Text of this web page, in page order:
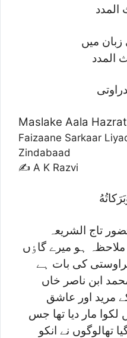
المدد
میں
المدد
Maslake Aala
Faizaane Sarkaar
Zindabaad
✍ A K Razvi
تاج الشریعہ
ہو میرے گاٶں
کی بات ہے
ابن ناصر خاں
مرید اور عاشق
ان کو 2015 میں لکوا مار دیا تھا جس
تھالوگوں نے انکو